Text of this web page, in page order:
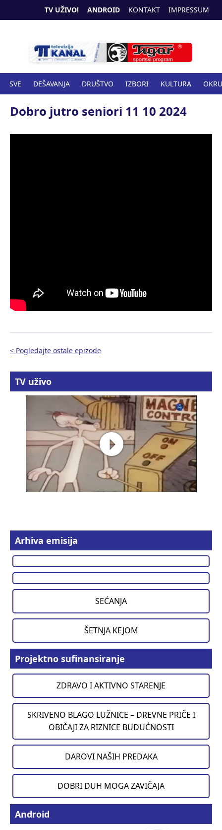
TV UŽIVO! ANDROID KONTAKT IMPRESSUM
SVE DEŠAVANJA DRUŠTVO IZBORI KULTURA
SPORT ZANIMLJIVOSTI ZDRAVSTVO
Dobro jutro seniori 11 10 2024
< Pogledajte ostale epizode
TV uživo
Arhiva emisija
SEĆANJA
ŠETNJA KEJOM
Projektno sufinansiranje
ZDRAVO I AKTIVNO STARENJE
SKRIVENO BLAGO LUŽNICE – DREVNE PRIČE I
OBIČAJI ZA RIZNICE BUDUĆNOSTI
DAROVI NAŠIH PREDAKA
DOBRI DUH MOGA ZAVIČAJA
Android